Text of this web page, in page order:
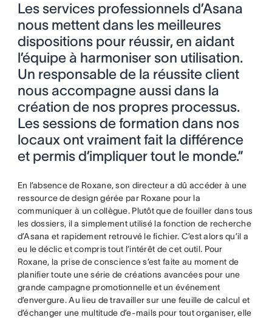
Les services professionnels d’Asana
nous mettent dans les meilleures
dispositions pour réussir, en aidant
l’équipe à harmoniser son utilisation.
Un responsable de la réussite client
nous accompagne aussi dans la
création de nos propres processus.
Les sessions de formation dans nos
locaux ont vraiment fait la différence
et permis d’impliquer tout le monde.”
En l’absence de Roxane, son directeur a dû accéder à une
ressource de design gérée par Roxane pour la
communiquer à un collègue. Plutôt que de fouiller dans tous
les dossiers, il a simplement utilisé la fonction de recherche
d’Asana et rapidement retrouvé le fichier. C’est alors qu’il a
eu le déclic et compris tout l’intérêt de cet outil. Pour
Roxane, la prise de conscience s’est faite au moment de
planifier toute une série de créations avancées pour une
grande campagne promotionnelle et un événement
d’envergure. Au lieu de travailler sur une feuille de calcul et
d’échanger une multitude d’e-mails pour tout organiser, elle